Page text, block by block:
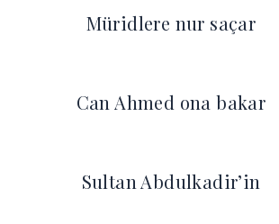
Müridlere nur saçar
Can Ahmed ona bakar
Sultan Abdulkadir’in